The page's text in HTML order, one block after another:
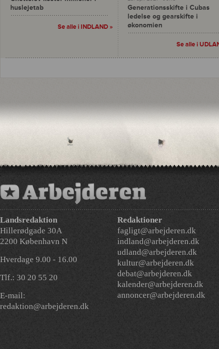
huslejetab
Se alle i INDLAND »
Generationsskifte i Cubas
ledelse og gearskifte i
økonomien
Se alle i
Landsredaktion
Hillerødgade 30A
2200 København N
Hverdage 9.00 - 16.00
Tlf.: 30 20 55 20
E-mail:
redaktion@arbejderen.dk
Redaktioner
fagligt@arbejderen.dk
indland@arbejderen.dk
udland@arbejderen.dk
kultur@arbejderen.dk
debat@arbejderen.dk
kalender@arbejderen.dk
annoncer@arbejderen.dk